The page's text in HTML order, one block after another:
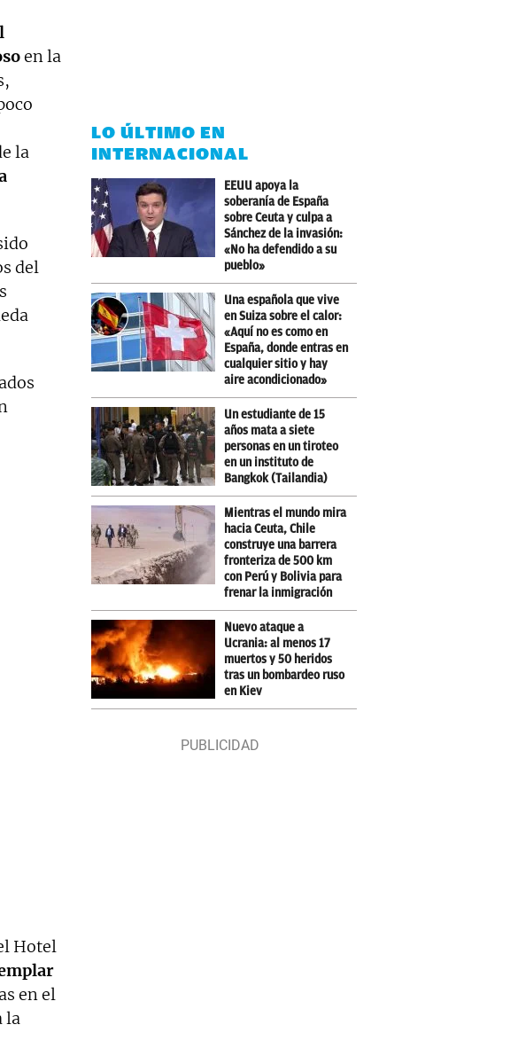
en la
la
del
Hotel
en el
la
LO ÚLTIMO EN
INTERNACIONAL
EEUU apoya la
soberanía de España
sobre Ceuta y culpa a
Sánchez de la invasión:
«No ha defendido a su
pueblo»
Una española que vive
en Suiza sobre el calor:
«Aquí no es como en
España, donde entras en
cualquier sitio y hay
aire acondicionado»
Un estudiante de 15
años mata a siete
personas en un tiroteo
en un instituto de
Bangkok (Tailandia)
Mientras el mundo mira
hacia Ceuta, Chile
construye una barrera
fronteriza de 500 km
con Perú y Bolivia para
frenar la inmigración
Nuevo ataque a
Ucrania: al menos 17
muertos y 50 heridos
tras un bombardeo ruso
en Kiev